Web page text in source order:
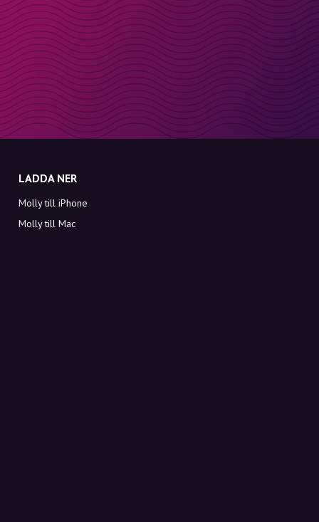
LADDA NER
Molly till iPhone
Molly till Mac